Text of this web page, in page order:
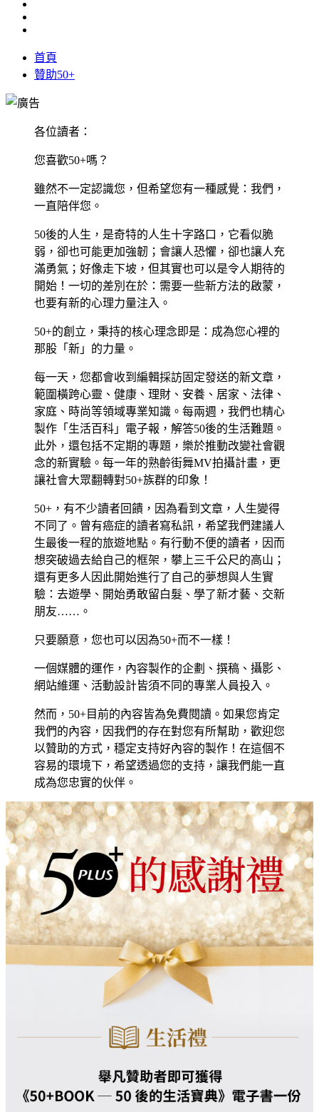
首頁
贊助50+
各位讀者：
您喜歡50+嗎？
雖然不一定認識您，但希望您有一種感覺：我們，
一直陪伴您。
50後的人生，是奇特的人生十字路口，它看似脆
弱，卻也可能更加強韌；會讓人恐懼，卻也讓人充
滿勇氣；好像走下坡，但其實也可以是令人期待的
開始！一切的差別在於：需要一些新方法的啟蒙，
也要有新的心理力量注入。
50+的創立，秉持的核心理念即是：成為您心裡的
那股「新」的力量。
每一天，您都會收到編輯採訪固定發送的新文章，
範圍橫跨心靈、健康、理財、安養、居家、法律、
家庭、時尚等領域專業知識。每兩週，我們也精心
製作「生活百科」電子報，解答50後的生活難題。
此外，還包括不定期的專題，樂於推動改變社會觀
念的新實驗。每一年的熟齡街舞MV拍攝計畫，更
讓社會大眾翻轉對50+族群的印象！
50+，有不少讀者回饋，因為看到文章，人生變得
不同了。曾有癌症的讀者寫私訊，希望我們建議人
生最後一程的旅遊地點。有行動不便的讀者，因而
想突破過去給自己的框架，攀上三千公尺的高山；
還有更多人因此開始進行了自己的夢想與人生實
驗：去遊學、開始勇敢留白髮、學了新才藝、交新
朋友……。
只要願意，您也可以因為50+而不一樣！
一個媒體的運作，內容製作的企劃、撰稿、攝影、
網站維運、活動設計皆須不同的專業人員投入。
然而，50+目前的內容皆為免費閱讀。如果您肯定
我們的內容，因我們的存在對您有所幫助，歡迎您
以贊助的方式，穩定支持好內容的製作！在這個不
容易的環境下，希望透過您的支持，讓我們能一直
成為您忠實的伙伴。